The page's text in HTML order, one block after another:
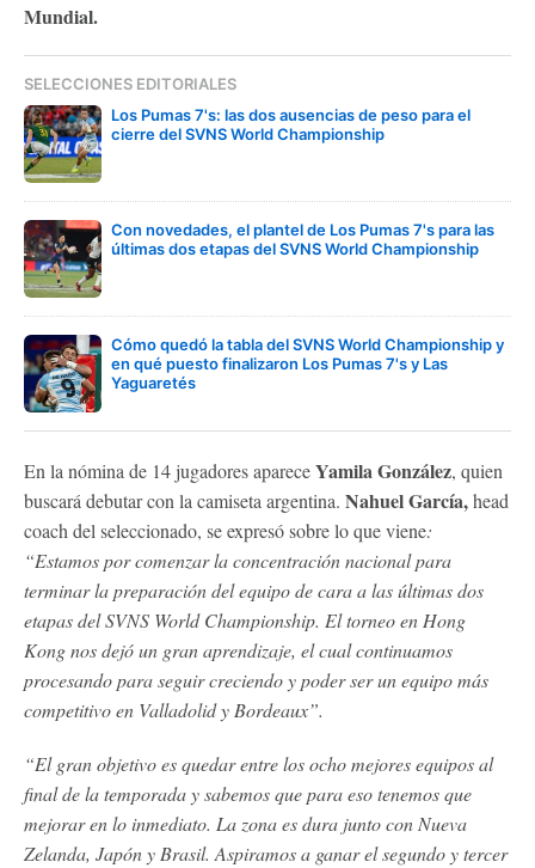
Mundial.
SELECCIONES EDITORIALES
Los Pumas 7's: las dos ausencias de peso para el
cierre del SVNS World Championship
Con novedades, el plantel de Los Pumas 7's para las
últimas dos etapas del SVNS World Championship
Cómo quedó la tabla del SVNS World Championship y
en qué puesto finalizaron Los Pumas 7's y Las
Yaguaretés
En la nómina de 14 jugadores apareceYamila González, quien
buscará debutar con la camiseta argentina. Nahuel García,head
coach del seleccionado, se expresó sobre lo que viene:
“Estamos por comenzar la concentración nacional para
terminar la preparación del equipo de cara a las últimas dos
etapas del SVNS World Championship. El torneo en Hong
Kong nos dejó un gran aprendizaje, el cual continuamos
procesando para seguir creciendo y poder ser un equipo más
competitivo en Valladolid y Bordeaux”.
“El gran objetivo es quedar entre los ocho mejores equipos al
final de la temporada y sabemos que para eso tenemos que
mejorar en lo inmediato. La zona es dura junto con Nueva
Zelanda, Japón y Brasil. Aspiramos a ganar el segundo y tercer